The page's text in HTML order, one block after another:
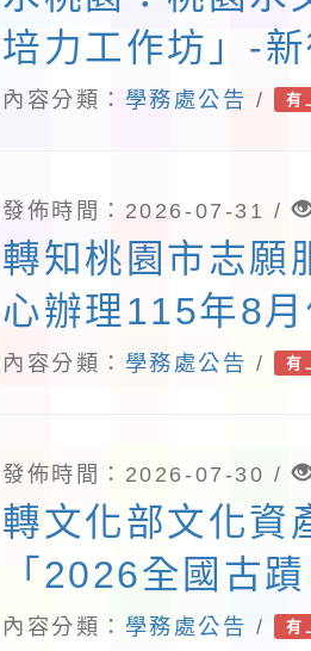
培力工作坊」-
文資串聯地方夥
內容分類： 學務處公告 / 有
發佈時間：2026-07-31 /
轉知桃園市志願
心辦理115年8
務教育訓練課程
內容分類： 學務處公告 / 有
發佈時間：2026-07-30 /
轉文化部文化資
「2026全國古
相關資訊，請踴
內容分類： 學務處公告 / 有